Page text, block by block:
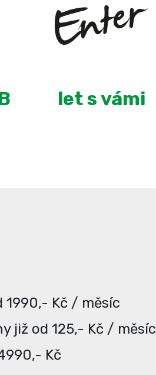
let s vámi
1990,- Kč / měsíc
již od 125,- Kč / měsíc
Kč